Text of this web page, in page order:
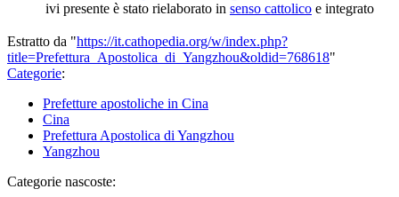
ivi presente è stato rielaborato in senso cattolico e integrato
Estratto da "https://it.cathopedia.org/w/index.php?
title=Prefettura_Apostolica_di_Yangzhou&oldid=768618"
Categorie:
Prefetture apostoliche in Cina
Cina
Prefettura Apostolica di Yangzhou
Yangzhou
Categorie nascoste: